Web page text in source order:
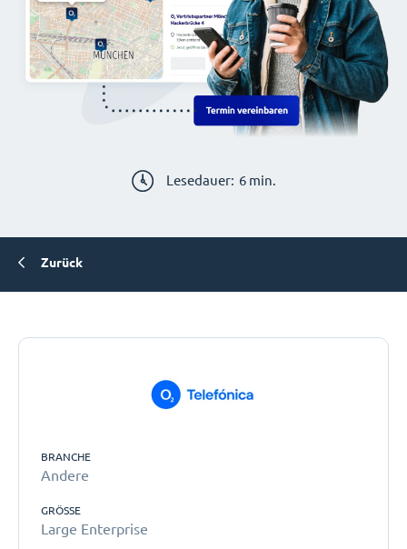
Lesedauer: 6 min.
Zurück
BRANCHE
Andere
GRÖSSE
Large Enterprise